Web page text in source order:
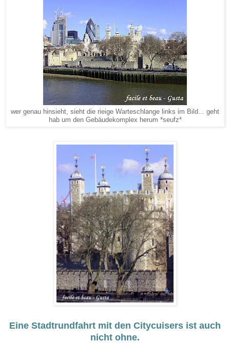
wer genau hinsieht, sieht die rieige Warteschlange links im Bild... geht
hab um den Gebäudekomplex herum *seufz*
Eine Stadtrundfahrt mit den Citycuisers ist auch
nicht ohne.